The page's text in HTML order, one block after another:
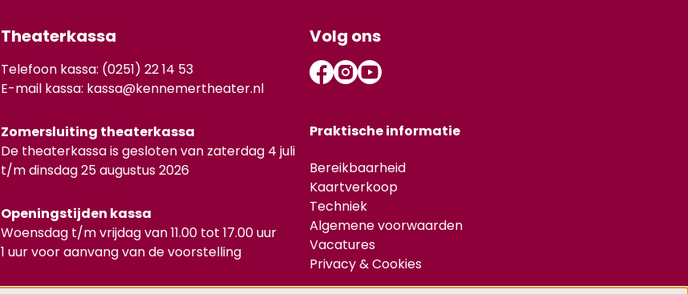
Theaterkassa
Telefoon kassa: (0251) 22 14 53
E-mail kassa: kassa@kennemertheater.nl
Zomersluiting theaterkassa
De theaterkassa is gesloten van zaterdag 4 juli
t/m dinsdag 25 augustus 2026
Openingstijden kassa
Woensdag t/m vrijdag van 11.00 tot 17.00 uur
1 uur voor aanvang van de voorstelling
Volg ons
Praktische informatie
Bereikbaarheid
Kaartverkoop
Techniek
Algemene voorwaarden
Vacatures
Privacy & Cookies